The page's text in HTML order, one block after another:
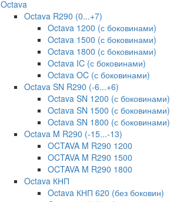
Octava
Octava R290 (0...+7)
Octava 1200 (с боковинами)
Octava 1500 (с боковинами)
Octava 1800 (с боковинами)
Octava IC (с боковинами)
Octava OC (с боковинами)
Octava SN R290 (-6...+6)
Octava SN 1200 (с боковинами)
Octava SN 1500 (с боковинами)
Octava SN 1800 (с боковинами)
Octava M R290 (-15...-13)
OCTAVA M R290 1200
OCTAVA M R290 1500
OCTAVA M R290 1800
Octava КНП
Octava КНП 620 (без боковин)